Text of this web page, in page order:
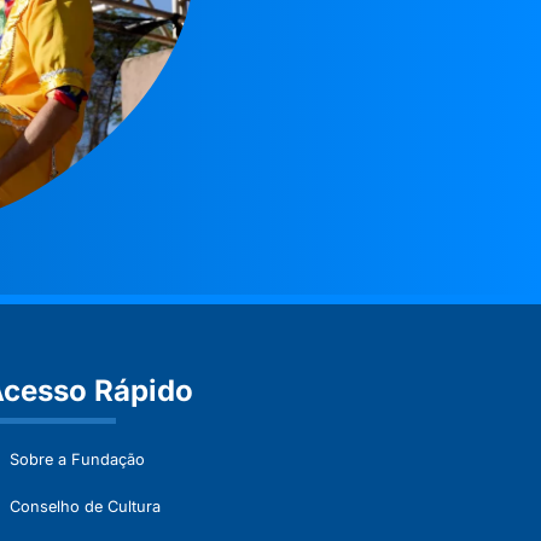
Rápido
Sobre a Fundação
Conselho de Cultura